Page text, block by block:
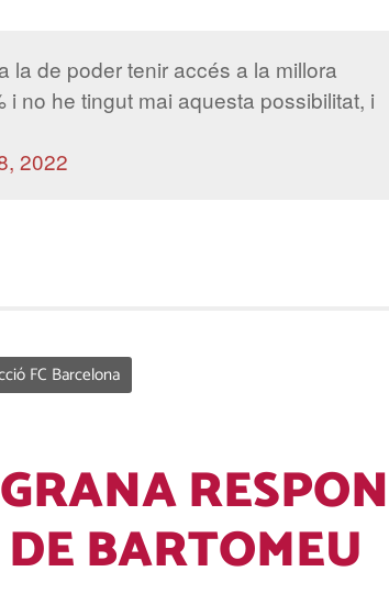
la de poder tenir accés a la millora
i no he tingut mai aquesta possibilitat, i
2022
FC Barcelona
RESPON
BARTOMEU